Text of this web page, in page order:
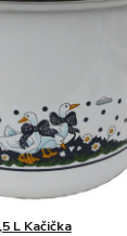
L Kačička